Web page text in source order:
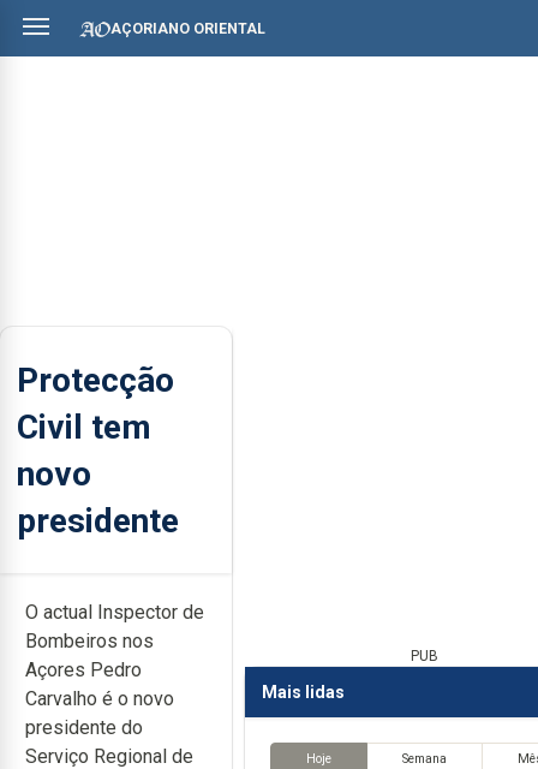
AÇORIANO ORIENTAL
Protecção
Civil tem
novo
presidente
O actual Inspector de
Bombeiros nos
Açores Pedro
Carvalho é o novo
presidente do
Serviço Regional de
PUB
Mais lidas
Hoje Semana